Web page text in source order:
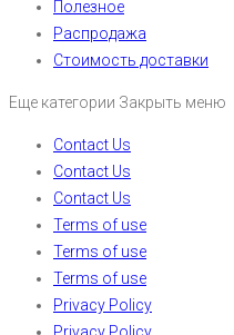
Полезное
Распродажа
Стоимость доставки
Еще категории Закрыть меню
Contact Us
Contact Us
Contact Us
Terms of use
Terms of use
Terms of use
Privacy Policy